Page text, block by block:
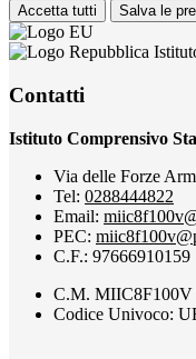
Accetta tutti Salva le
Contatti
Istituto Comprensivo
Via delle Forze
Tel: 0288444822
Email:
PEC:
C.F.: 97666910159
C.M. MIIC8F100V
Codice Univoco: